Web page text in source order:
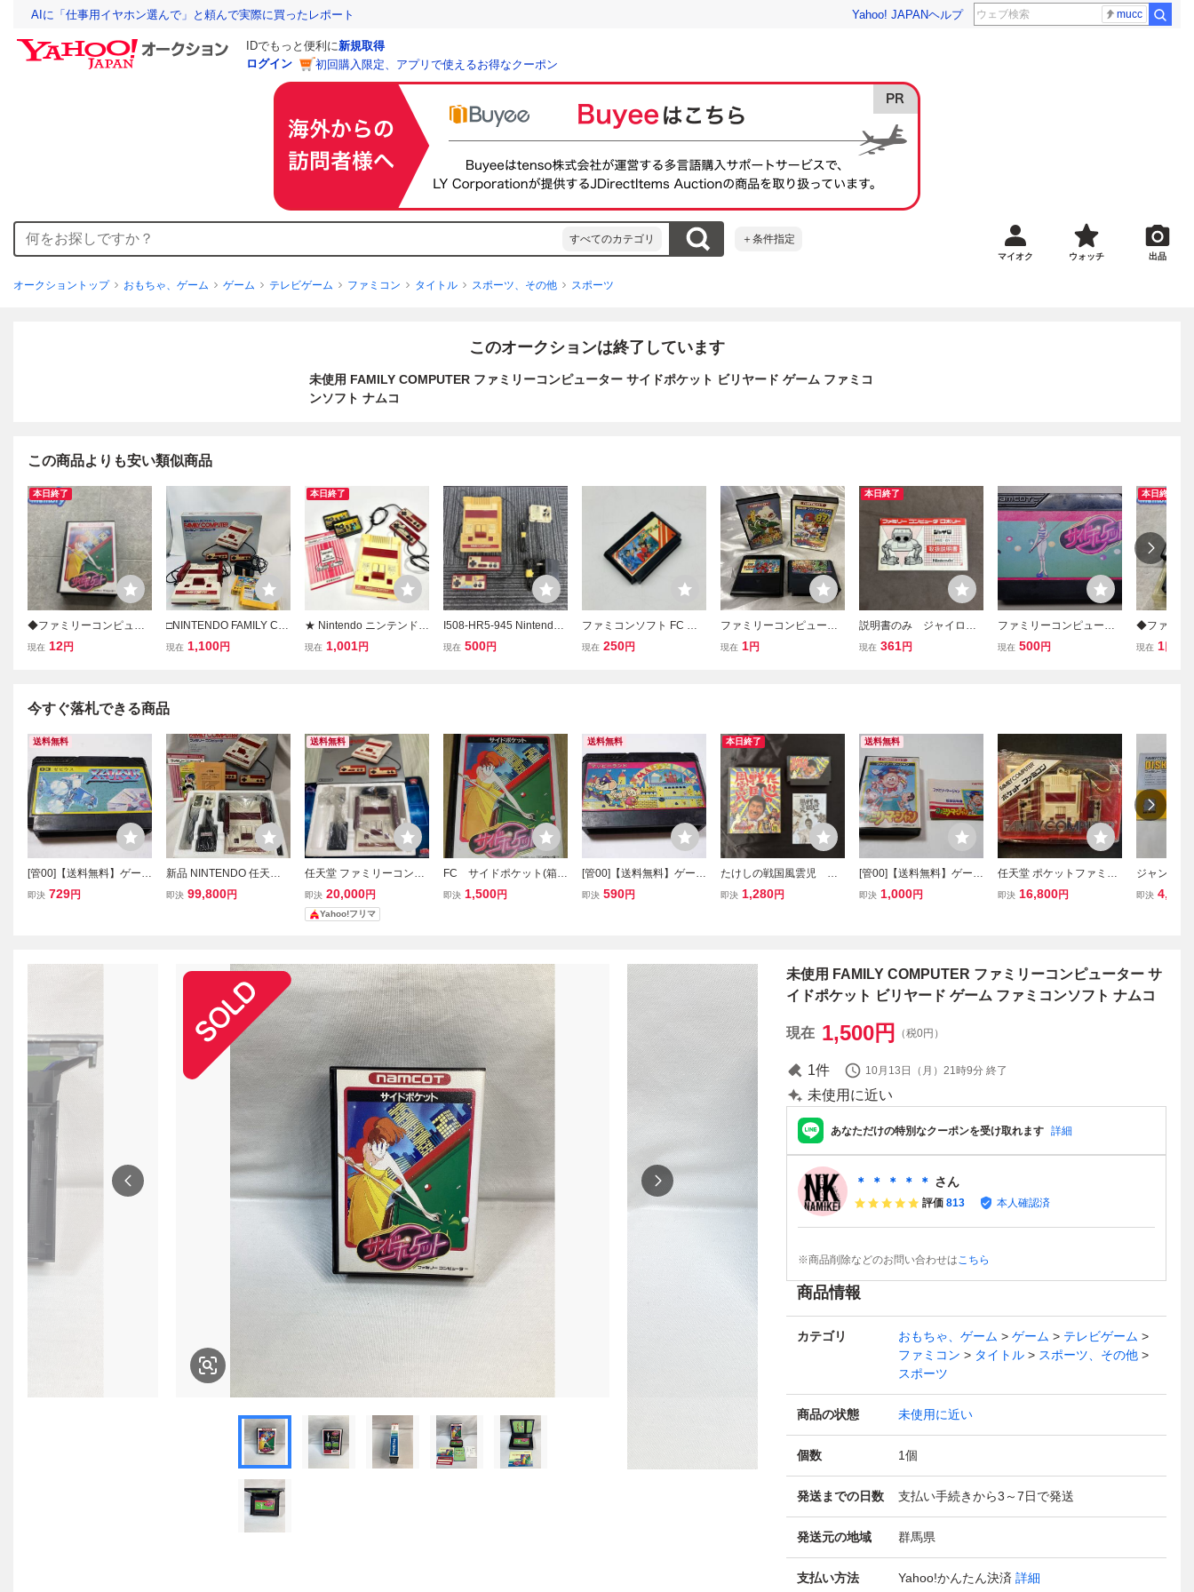
AIに「仕事用イヤホン選んで」と頼んで実際に買ったレポート Yahoo! JAPANヘルプ mucc
IDでもっと便利に新規取得
ログイン
初回購入限定、アプリで使えるお得なクーポン
すべてのカテゴリ ＋条件指定
マイオク ウォッチ 出品
オークショントップ おもちゃ、ゲーム ゲーム テレビゲーム ファミコン タイトル スポーツ、その他 スポーツ
このオークションは終了しています
未使用 FAMILY COMPUTER ファミリーコンピューター サイドポケット ビリヤード ゲーム ファミコ
ンソフト ナムコ
この商品よりも安い類似商品
本日終了
◆ファミリーコンピュー
ター/ファミコン/FC サイ
現在 12円
□NINTENDO FAMILY CO
MPUTER HVC-001 任天
デオゲーム 通電未確認
現在 1,100円
本日終了
★ Nintendo ニンテンドー
任天堂 FAMILY COMPUT
現在 1,001円
I508-HR5-945 Nintendo
ニンテンドー ゲーム機 FA
現在 500円
ファミコンソフト FC フ
ァミコン ファミリーコン
現在 250円
ファミリーコンピュータ
ー 忍者じゃじゃ丸 他 ４
現在 1円
本日終了
説明書のみ ジャイロ
ファミコン ファミリー
現在 361円
ファミリーコンピュータ
ー ナムコ サイドポケ
現在 500円
本日終了
◆ファミリ
ター/ファ
現在 1
今すぐ落札できる商品
送料無料
[管00]【送料無料】ゲーム
ソフト FC ゼビウス (箱説
即決 729円
新品 NINTENDO 任天堂 F
AMILY COMPUTER FC
即決 99,800円
送料無料
任天堂 ファミリーコンピ
ュータ ファミコン ニン
テンドー FAMILY COMPU
TER ファミリーコンピュ
即決 20,000円
Yahoo!フリマ
FC サイドポケット(箱・
取説付き) ファミコンソ
即決 1,500円
送料無料
[管00]【送料無料】ゲーム
ソフト FC マッピーラン
即決 590円
本日終了
たけしの戦国風雲児
箱・説明書付き FC フ
即決 1,280円
送料無料
[管00]【送料無料】ゲーム
ソフト FC ファミリーマ
即決 1,000円
任天堂 ポケットファミコ
ン 倉庫品 レトロ 当時 フ
即決 16,800円
ジャンク品
コン ディ
即決 4,400
未使用 FAMILY COMPUTER ファミリーコンピューター サ
イドポケット ビリヤード ゲーム ファミコンソフト ナムコ
現在 1,500円 （税0円）
1件 10月13日（月）21時9分 終了
未使用に近い
あなただけの特別なクーポンを受け取れます 詳細
＊ ＊ ＊ ＊ ＊ さん
評価 813 本人確認済
※商品削除などのお問い合わせはこちら
商品情報
カテゴリ おもちゃ、ゲーム ゲーム
テレビゲーム
ファミコン
タイトル
スポーツ、その他
スポーツ
商品の状態 未使用に近い
個数 1個
発送までの日数 支払い手続きから3～7日で発送
発送元の地域 群馬県
支払い方法 Yahoo!かんたん決済 詳細